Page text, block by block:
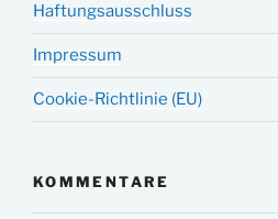
Haftungsausschluss
Impressum
Cookie-Richtlinie (EU)
KOMMENTARE